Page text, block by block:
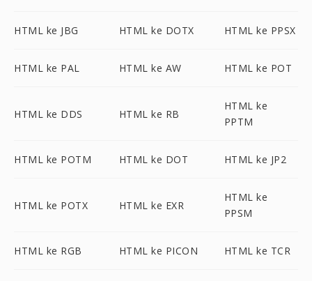
HTML ke JBG HTML ke DOTX HTML ke PPSX
HTML ke PAL HTML ke AW HTML ke POT
HTML ke DDS HTML ke RB
HTML ke
PPTM
HTML ke POTM HTML ke DOT HTML ke JP2
HTML ke POTX HTML ke EXR
HTML ke
PPSM
HTML ke RGB HTML ke PICON HTML ke TCR